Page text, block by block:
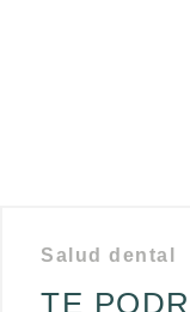
Salud dental
TE